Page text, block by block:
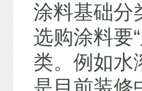
涂料基础分
选购涂料要
类。例如水